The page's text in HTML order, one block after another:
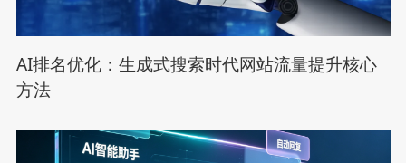
AI排名优化：生成式搜索时代网站流量提升核心
方法